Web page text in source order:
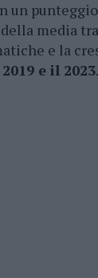
un
media
e la
e il 2023.